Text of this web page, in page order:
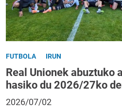
FUTBOLA IRUN
Real Unionek abuztuko
hasiko du 2026/27ko
2026/07/02